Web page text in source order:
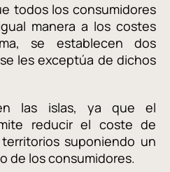
todos los consumidores
manera a los costes
se establecen dos
les exceptúa de dichos
las islas, ya que el
reducir el coste de
suponiendo un
de los consumidores.